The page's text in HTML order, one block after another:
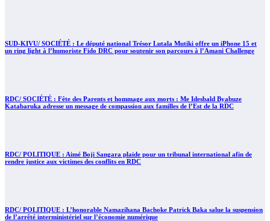
SUD-KIVU/ SOCIÉTÉ : Le député national Trésor Lutala Mutiki offre un iPhone 15 et
un ring light à l’humoriste Fido DRC pour soutenir son parcours à l’Amani Challenge
RDC/ SOCIÉTÉ : Fête des Parents et hommage aux morts : Me Idesbald Byabuze
Katabaruka adresse un message de compassion aux familles de l’Est de la RDC
RDC/ POLITIQUE : Aimé Boji Sangara plaide pour un tribunal international afin de
rendre justice aux victimes des conflits en RDC
RDC/ POLITIQUE : L’honorable Namazihana Bachoke Patrick Baka salue la suspension
de l’arrêté interministériel sur l’économie numérique